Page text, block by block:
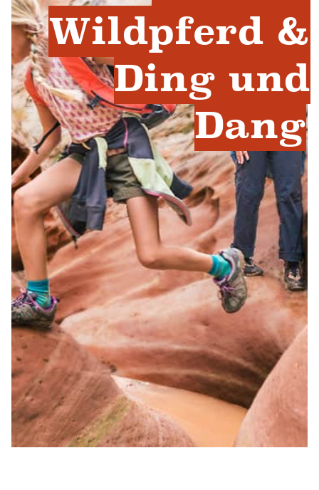
Wildpferd &
Ding und
Dang